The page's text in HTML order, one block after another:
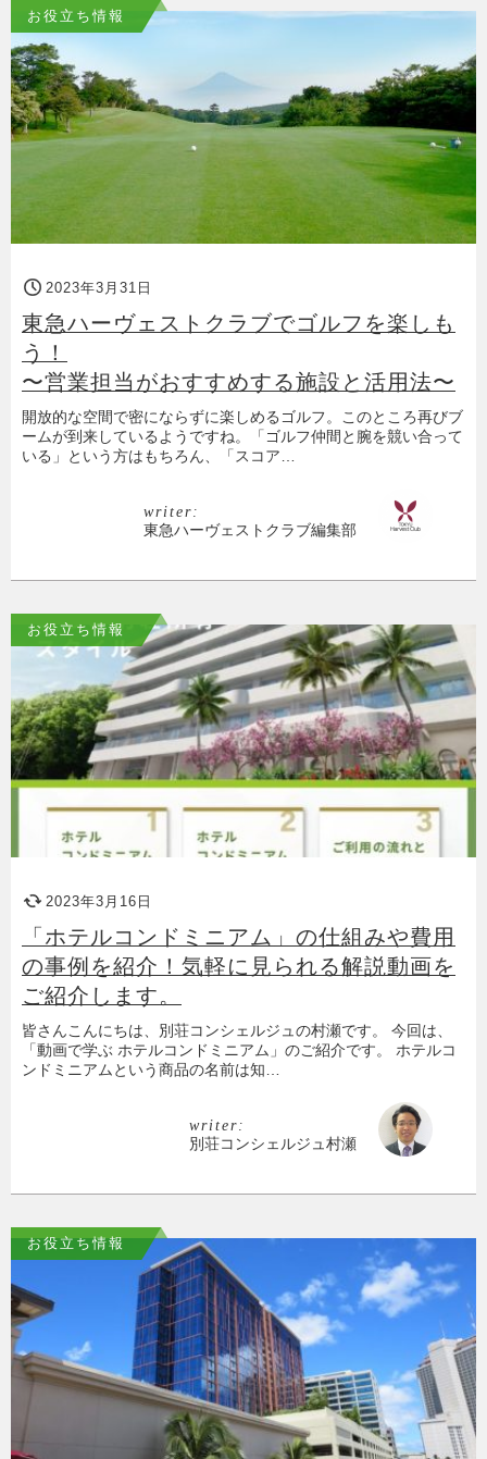
お役立ち情報
2023年3月31日
東急ハーヴェストクラブでゴルフを楽しも
う！
〜営業担当がおすすめする施設と活用法〜
開放的な空間で密にならずに楽しめるゴルフ。このところ再びブ
ームが到来しているようですね。「ゴルフ仲間と腕を競い合って
いる」という方はもちろん、「スコア…
writer:
東急ハーヴェストクラブ編集部
お役立ち情報
2023年3月16日
「ホテルコンドミニアム」の仕組みや費用
の事例を紹介！気軽に見られる解説動画を
ご紹介します。
皆さんこんにちは、別荘コンシェルジュの村瀬です。 今回は、
「動画で学ぶ ホテルコンドミニアム」のご紹介です。 ホテルコ
ンドミニアムという商品の名前は知…
writer:
別荘コンシェルジュ村瀬
お役立ち情報